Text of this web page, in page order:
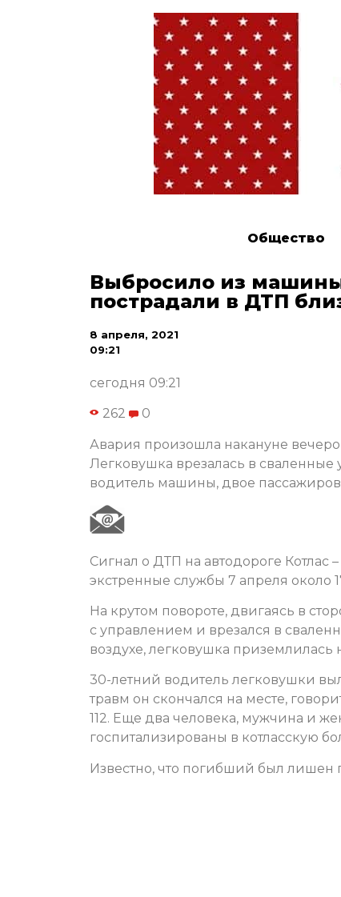
Общество
Выбросило из
пострадали в ДТП
8 апреля, 2021
09:21
сегодня 09:21
262 0
Авария произошла накануне
Легковушка врезалась в
водитель машины, двое
Сигнал о ДТП на автодороге Котлас
экстренные службы 7 апреля около
На крутом повороте, двигаясь в
с управлением и врезался в
воздухе, легковушка приземлилась
30-летний водитель легковушки
травм он скончался на месте,
112. Еще два человека, мужчина и
госпитализированы в котласскую
Известно, что погибший был лишен